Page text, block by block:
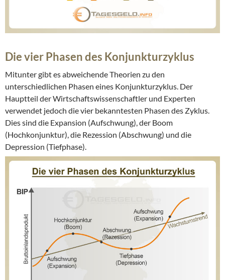
Die vier Phasen des Konjunkturzyklus
Mitunter gibt es abweichende Theorien zu den
unterschiedlichen Phasen eines Konjunkturzyklus. Der
Hauptteil der Wirtschaftswissenschaftler und Experten
verwendet jedoch die vier bekanntesten Phasen des Zyklus.
Dies sind die Expansion (Aufschwung), der Boom
(Hochkonjunktur), die Rezession (Abschwung) und die
Depression (Tiefphase).